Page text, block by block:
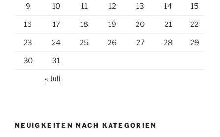
9 10 11 12 13 14 15
16 17 18 19 20 21 22
23 24 25 26 27 28 29
30 31
« Juli
NEUIGKEITEN NACH KATEGORIEN